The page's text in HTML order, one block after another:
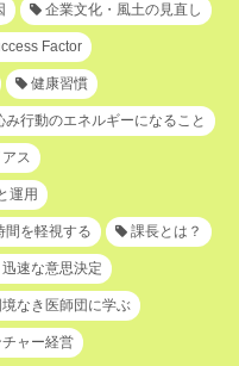
企業文化・風土の見直し
Factor
健康習慣
み行動のエネルギーになること
ス
運用
間を軽視する 課長とは？
迅速な意思決定
境なき医師団に学ぶ
ャー経営